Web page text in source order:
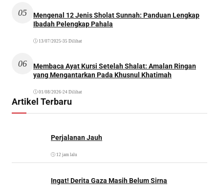
05
Mengenal 12 Jenis Sholat Sunnah: Panduan Lengkap
Ibadah Pelengkap Pahala
13/07/2025 •35 Dilihat
06
Membaca Ayat Kursi Setelah Shalat: Amalan Ringan
yang Mengantarkan Pada Khusnul Khatimah
01/08/2026•24 Dilihat
Artikel Terbaru
Perjalanan Jauh
12 jam lalu
Ingat! Derita Gaza Masih Belum Sirna